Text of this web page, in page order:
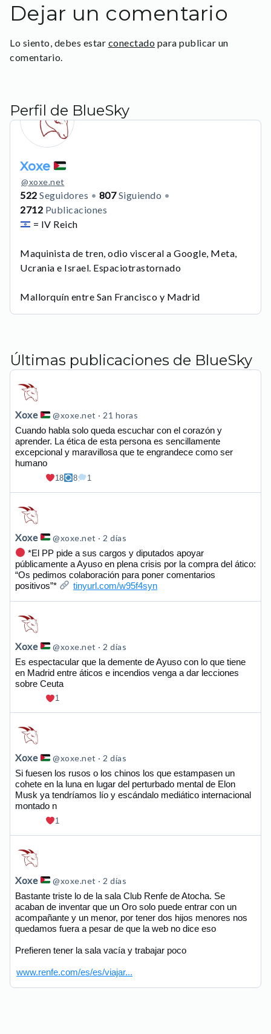
Dejar un comentario
Lo siento, debes estar conectado para publicar un
comentario.
Perfil de BlueSky
Xoxe
@xoxe.net
522 Seguidores 807Siguiendo
2712 Publicaciones
= IV Reich
Maquinista de tren, odio visceral a Google, Meta,
Ucrania e Israel. Espaciotrastornado
Mallorquín entre San Francisco y Madrid
Últimas publicaciones de BlueSky
Ver
publicación
de
Xoxe
en
Bluesky
Xoxe @xoxe.net
21 horas
Cuando habla solo queda escuchar con el corazón y
aprender. La ética de esta persona es sencillamente
excepcional y maravillosa que te engrandece como ser
humano
18 8 1
Ver
publicación
de
Xoxe
en
Bluesky
Xoxe @xoxe.net
2 días
*El PP pide a sus cargos y diputados apoyar
públicamente a Ayuso en plena crisis por la compra del ático:
“Os pedimos colaboración para poner comentarios
positivos”*
tinyurl.com/w95f4syn
Ver
publicación
de
Xoxe
en
Bluesky
Xoxe @xoxe.net
2 días
Es espectacular que la demente de Ayuso con lo que tiene
en Madrid entre áticos e incendios venga a dar lecciones
sobre Ceuta
1
Ver
publicación
de
Xoxe
en
Bluesky
Xoxe @xoxe.net
2 días
Si fuesen los rusos o los chinos los que estampasen un
cohete en la luna en lugar del perturbado mental de Elon
Musk ya tendríamos lío y escándalo mediático internacional
montado n
1
Ver
publicación
de
Xoxe
en
Bluesky
Xoxe @xoxe.net
2 días
Bastante triste lo de la sala Club Renfe de Atocha. Se
acaban de inventar que un Oro solo puede entrar con un
acompañante y un menor, por tener dos hijos menores nos
quedamos fuera a pesar de que la web no dice eso
Prefieren tener la sala vacía y trabajar poco
www.renfe.com/es/es/viajar...